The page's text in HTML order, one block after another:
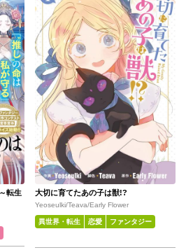
転生
大切に育てたあの子は獣!?
Yeoseulki/Teava/Early Flower
異世界・転生 恋愛 ファンタジー